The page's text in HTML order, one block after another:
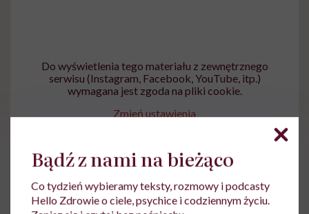
Do wyświetlenia tego materiału z zewnętrznego
serwisu (Instagram, Facebook, YouTube, itp.)
wymagana jest zgoda na pliki cookie.
Zmień ustawienia
Bądź z nami na bieżąco
Co tydzień wybieramy teksty, rozmowy i podcasty
Hello Zdrowie o ciele, psychice i codziennym życiu.